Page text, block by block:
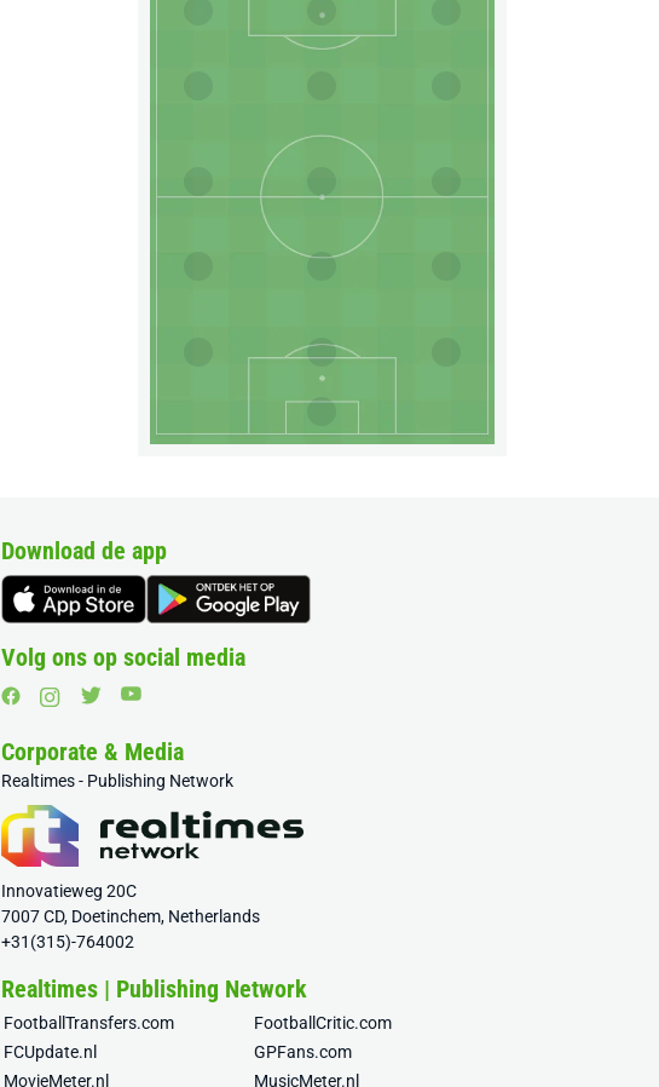
Download de app
Volg ons op social media
Corporate & Media
Realtimes - Publishing Network
Innovatieweg 20C
7007 CD, Doetinchem, Netherlands
+31(315)-764002
Realtimes | Publishing Network
FootballTransfers.com
FootballCritic.com
FCUpdate.nl
GPFans.com
MovieMeter.nl
MusicMeter.nl